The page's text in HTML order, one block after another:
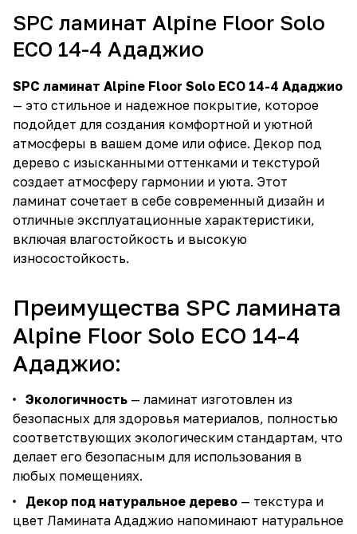
SPC ламинат Alpine Floor Solo
ECO 14-4 Ададжио
SPC ламинат Alpine Floor Solo ECO 14-4 Ададжио
— это стильное и надежное покрытие, которое
подойдет для создания комфортной и уютной
атмосферы в вашем доме или офисе. Декор под
дерево с изысканными оттенками и текстурой
создает атмосферу гармонии и уюта. Этот
ламинат сочетает в себе современный дизайн и
отличные эксплуатационные характеристики,
включая влагостойкость и высокую
износостойкость.
Преимущества SPC ламината
Alpine Floor Solo ECO 14-4
Ададжио:
Экологичность — ламинат изготовлен из
безопасных для здоровья материалов, полностью
соответствующих экологическим стандартам, что
делает его безопасным для использования в
любых помещениях.
Декор под натуральное дерево — текстура и
цвет Ламината Ададжио напоминают натуральное